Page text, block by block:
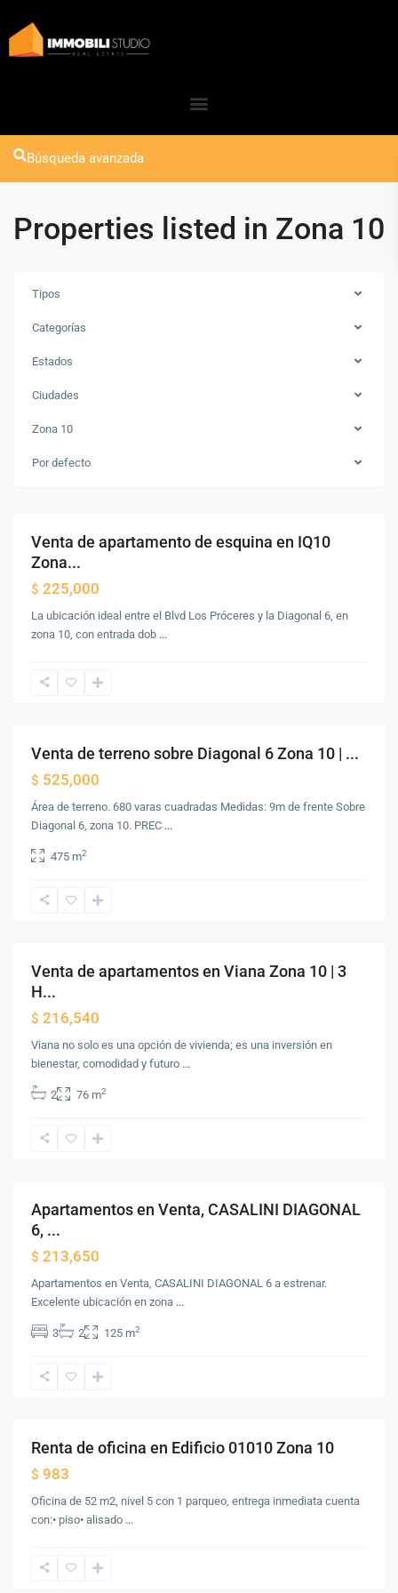
Búsqueda avanzada
Properties listed in Zona 10
Tipos
Categorías
Estados
Ciudades
Zona 10
Por defecto
10,
Ciudad
Venta de apartamento de esquina en IQ10
Zona...
$ 225,000
La ubicación ideal entre el Blvd Los Próceres y la Diagonal 6, en
zona 10, con entrada dob ...
de
Venta
Venta de terreno sobre Diagonal 6 Zona 10 | ...
$ 525,000
Área de terreno. 680 varas cuadradas Medidas: 9m de frente Sobre
Diagonal 6, zona 10. PREC ...
475 m2
10,
de
Venta
Venta de apartamentos en Viana Zona 10 | 3
H...
$ 216,540
Viana no solo es una opción de vivienda; es una inversión en
bienestar, comodidad y futuro ...
2 76 m2
Zona
10,
de
Venta
Apartamentos en Venta, CASALINI DIAGONAL
6, ...
$ 213,650
Apartamentos en Venta, CASALINI DIAGONAL 6 a estrenar.
Excelente ubicación en zona ...
3 2 125 m2
10 ,
de
Renta
Renta de oficina en Edificio 01010 Zona 10
$ 983
Oficina de 52 m2, nivel 5 con 1 parqueo, entrega inmediata cuenta
con:•⁠ ⁠piso•⁠ ⁠alisado ...
de